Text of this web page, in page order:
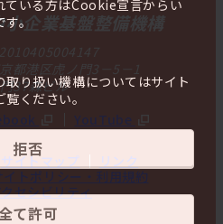
ている方はCookie宣言からい
す。
り扱い機構についてはサイト
ください。
拒否
て許可
企業基盤整備機構
都港区虎ノ門3－5－1
37森ビル
YouTube
サイトマップ
リンク
イトポリシー・利用規約
セシビリティ